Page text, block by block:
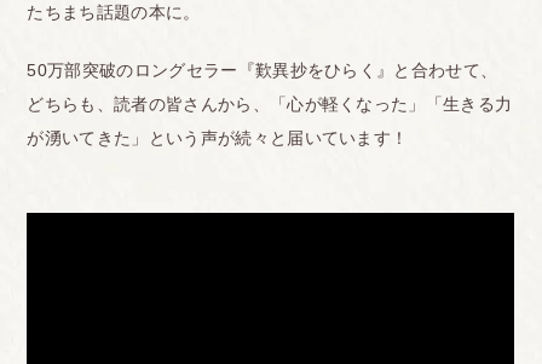
たちまち話題の本に。
50万部突破のロングセラー『歎異抄をひらく』と合わせて、
どちらも、読者の皆さんから、「心が軽くなった」「生きる力
が湧いてきた」という声が続々と届いています！